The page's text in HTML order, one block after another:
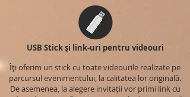
USB Stick și link-uri pentru videouri
Îți oferim un stick cu toate videourile realizate pe
parcursul evenimentului, la calitatea lor originală.
De asemenea, la alegere invitații vor primi link cu